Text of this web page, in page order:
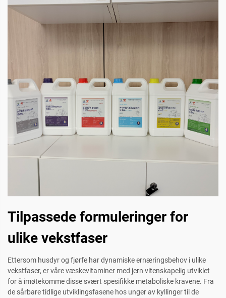
Tilpassede formuleringer for
ulike vekstfaser
Ettersom husdyr og fjørfe har dynamiske ernæringsbehov i ulike
vekstfaser, er våre væskevitaminer med jern vitenskapelig utviklet
for å imøtekomme disse svært spesifikke metaboliske kravene. Fra
de sårbare tidlige utviklingsfasene hos unger av kyllinger til de